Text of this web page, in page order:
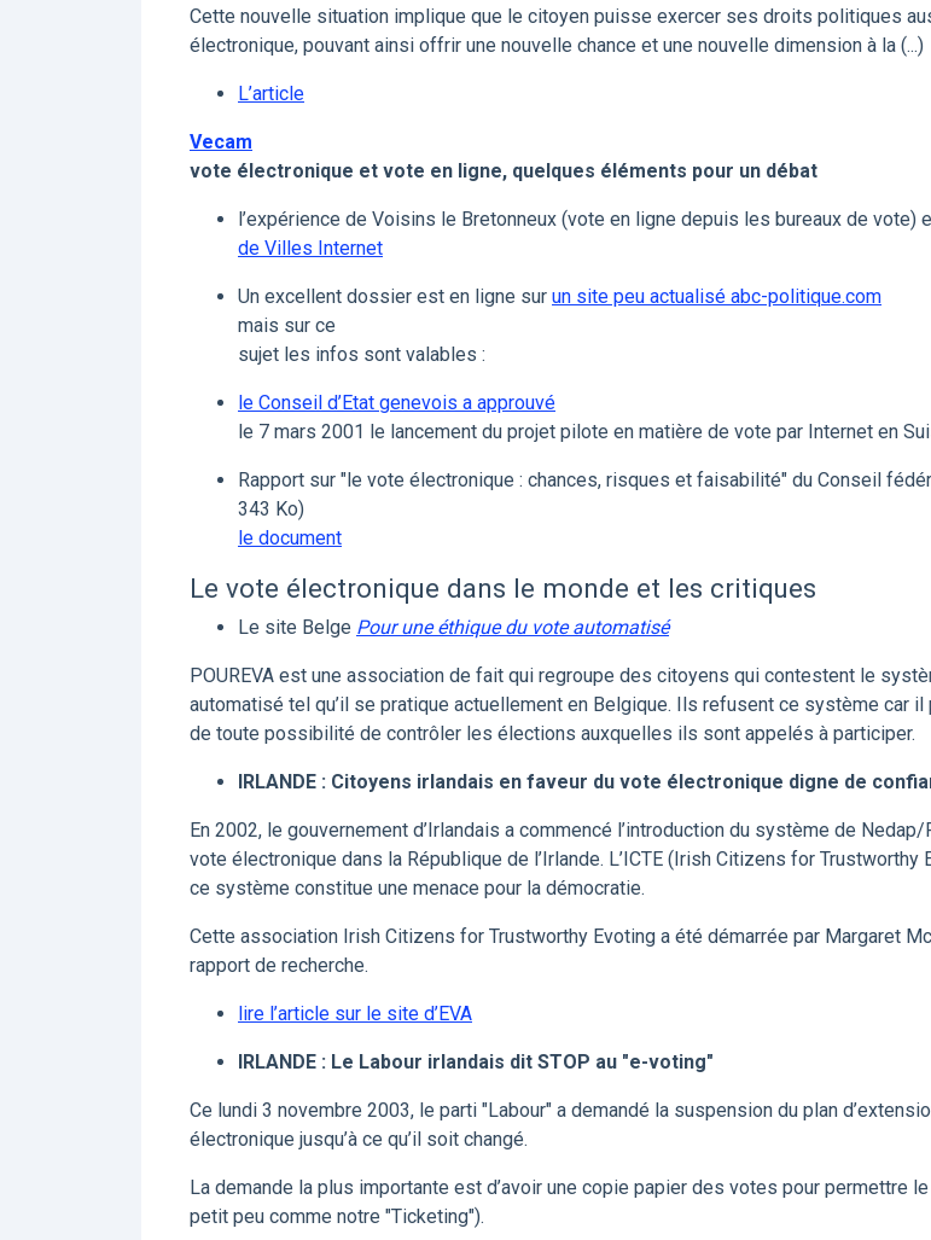
Cette nouvelle situation implique que le citoyen puisse exercer ses droits politiques
électronique, pouvant ainsi offrir une nouvelle chance et une nouvelle dimension à la (...)
L’article
Vecam
vote électronique et vote en ligne, quelques éléments pour un débat
l’expérience de Voisins le Bretonneux (vote en ligne depuis les bureaux de vote)
de Villes Internet
Un excellent dossier est en ligne sur un site peu actualisé abc-politique.com
mais sur ce
sujet les infos sont valables :
le Conseil d’Etat genevois a approuvé
le 7 mars 2001 le lancement du projet pilote en matière de vote par Internet en
Rapport sur "le vote électronique : chances, risques et faisabilité" du Conseil
343 Ko)
le document
Le vote électronique dans le monde et les critiques
Le site Belge Pour une éthique du vote automatisé
POUREVA est une association de fait qui regroupe des citoyens qui contestent le
automatisé tel qu’il se pratique actuellement en Belgique. Ils refusent ce système car
de toute possibilité de contrôler les élections auxquelles ils sont appelés à participer.
IRLANDE : Citoyens irlandais en faveur du vote électronique digne de
En 2002, le gouvernement d’Irlandais a commencé l’introduction du système de
vote électronique dans la République de l’Irlande. L’ICTE (Irish Citizens for Trustworthy
ce système constitue une menace pour la démocratie.
Cette association Irish Citizens for Trustworthy Evoting a été démarrée par Margaret
rapport de recherche.
lire l’article sur le site d’EVA
IRLANDE : Le Labour irlandais dit STOP au "e-voting"
Ce lundi 3 novembre 2003, le parti "Labour" a demandé la suspension du plan
électronique jusqu’à ce qu’il soit changé.
La demande la plus importante est d’avoir une copie papier des votes pour permettre
petit peu comme notre "Ticketing").